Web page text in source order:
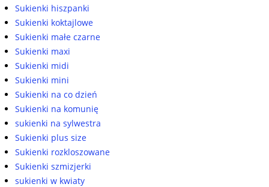
Sukienki hiszpanki
Sukienki koktajlowe
Sukienki małe czarne
Sukienki maxi
Sukienki midi
Sukienki mini
Sukienki na co dzień
Sukienki na komunię
sukienki na sylwestra
Sukienki plus size
Sukienki rozkloszowane
Sukienki szmizjerki
sukienki w kwiaty